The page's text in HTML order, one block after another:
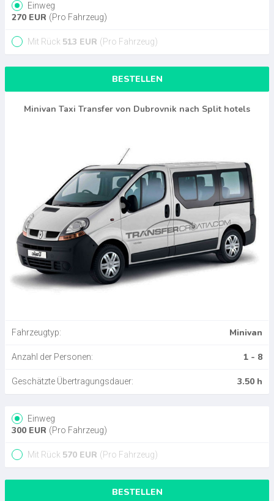
Einweg
270 EUR (Pro Fahrzeug)
Mit Rück 513 EUR (Pro Fahrzeug)
BESTELLEN
Minivan Taxi Transfer von Dubrovnik nach Split hotels
Fahrzeugtyp: Minivan
Anzahl der Personen: 1 - 8
Geschätzte Übertragungsdauer: 3.50 h
Einweg
300 EUR (Pro Fahrzeug)
Mit Rück 570 EUR (Pro Fahrzeug)
BESTELLEN